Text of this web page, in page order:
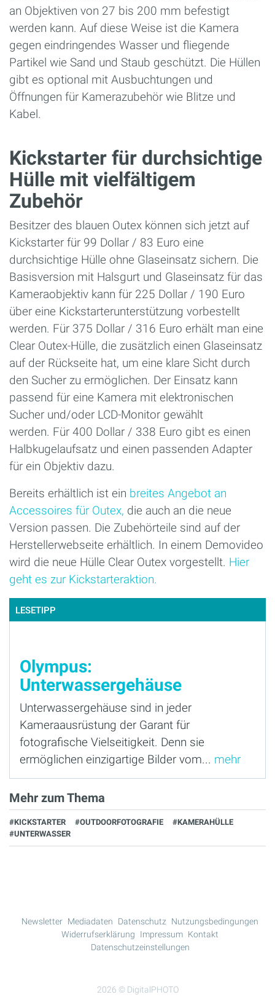
an Objektiven von 27 bis 200 mm befestigt
werden kann. Auf diese Weise ist die Kamera
gegen eindringendes Wasser und fliegende
Partikel wie Sand und Staub geschützt. Die Hüllen
gibt es optional mit Ausbuchtungen und
Öffnungen für Kamerazubehör wie Blitze und
Kabel.
Kickstarter für durchsichtige
Hülle mit vielfältigem
Zubehör
Besitzer des blauen Outex können sich jetzt auf
Kickstarter für 99 Dollar / 83 Euro eine
durchsichtige Hülle ohne Glaseinsatz sichern. Die
Basisversion mit Halsgurt und Glaseinsatz für das
Kameraobjektiv kann für 225 Dollar / 190 Euro
über eine Kickstarterunterstützung vorbestellt
werden. Für 375 Dollar / 316 Euro erhält man eine
Clear Outex-Hülle, die zusätzlich einen Glaseinsatz
auf der Rückseite hat, um eine klare Sicht durch
den Sucher zu ermöglichen. Der Einsatz kann
passend für eine Kamera mit elektronischen
Sucher und/oder LCD-Monitor gewählt
werden. Für 400 Dollar / 338 Euro gibt es einen
Halbkugelaufsatz und einen passenden Adapter
für ein Objektiv dazu.
Bereits erhältlich ist ein breites Angebot an
Accessoires für Outex, die auch an die neue
Version passen. Die Zubehörteile sind auf der
Herstellerwebseite erhältlich. In einem Demovideo
wird die neue Hülle Clear Outex vorgestellt. Hier
geht es zur Kickstarteraktion.
LESETIPP
Olympus:
Unterwassergehäuse
Unterwassergehäuse sind in jeder
Kameraausrüstung der Garant für
fotografische Vielseitigkeit. Denn sie
ermöglichen einzigartige Bilder vom... mehr
Mehr zum Thema
#KICKSTARTER #OUTDOORFOTOGRAFIE
#KAMERAHÜLLE
#UNTERWASSER
2026 © DigitalPHOTO
Newsletter Mediadaten Datenschutz
Nutzungsbedingungen
Widerrufserklärung
Impressum Kontakt
Datenschutzeinstellungen